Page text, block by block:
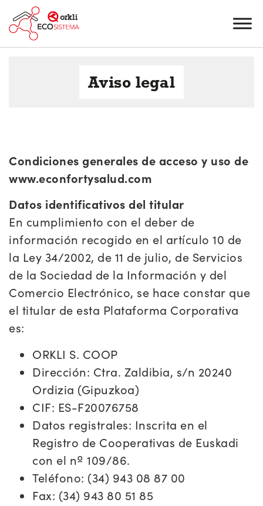
Aviso legal
Condiciones generales de acceso y uso de
www.econfortysalud.com
Datos identificativos del titular
En cumplimiento con el deber de
información recogido en el artículo 10 de
la Ley 34/2002, de 11 de julio, de Servicios
de la Sociedad de la Información y del
Comercio Electrónico, se hace constar que
el titular de esta Plataforma Corporativa
es:
ORKLI S. COOP
Dirección: Ctra. Zaldibia, s/n 20240
Ordizia (Gipuzkoa)
CIF: ES-F20076758
Datos registrales: Inscrita en el
Registro de Cooperativas de Euskadi
con el nº 109/86.
Teléfono: (34) 943 08 87 00
Fax: (34) 943 80 51 85